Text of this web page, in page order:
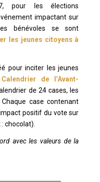
pour les élections
impactant sur
bénévoles se sont
les jeunes citoyens à
pour inciter les jeunes
de l’Avant-
de 24 cases, les
case contenant
positif du vote sur
chocolat).
avec les valeurs de la